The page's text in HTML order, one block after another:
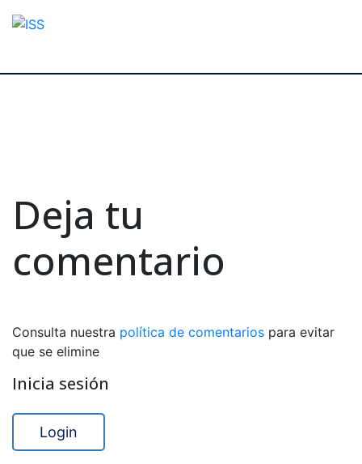
Deja tu
comentario
Consulta nuestra política de comentarios para evitar
que se elimine
Inicia sesión
Login